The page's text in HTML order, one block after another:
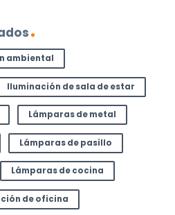
ambiental
Iluminación de sala de estar
Lámparas de metal
Lámparas de pasillo
Lámparas de cocina
de oficina